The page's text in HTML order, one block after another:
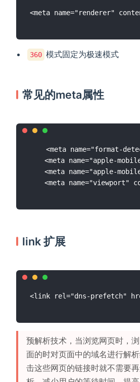
360 模式固定为极速模式
常见的meta属性
<meta name="format-
<meta name="apple-
<meta name="apple-
link 扩展
预解析技术，当浏览网页时，
面的时对页面中的域名进行解
击这些网页的链接时就不需要